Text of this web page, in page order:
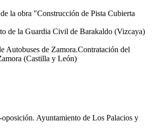
la obra "Construcción de Pista Cubierta
de la Guardia Civil de Barakaldo (Vizcaya)
Autobuses de Zamora.Contratación del
(Castilla y León)
Ayuntamiento de Los Palacios y